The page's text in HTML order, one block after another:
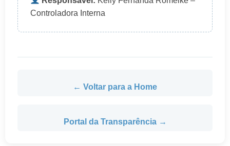
Controladora Interna
← Voltar para a Home
Portal da Transparência →